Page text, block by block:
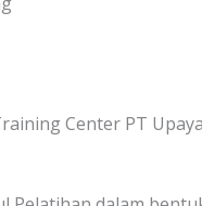
PT Upaya